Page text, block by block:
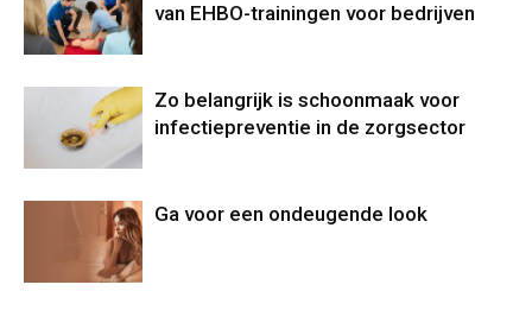
van EHBO-trainingen voor bedrijven
Zo belangrijk is schoonmaak voor
infectiepreventie in de zorgsector
Ga voor een ondeugende look